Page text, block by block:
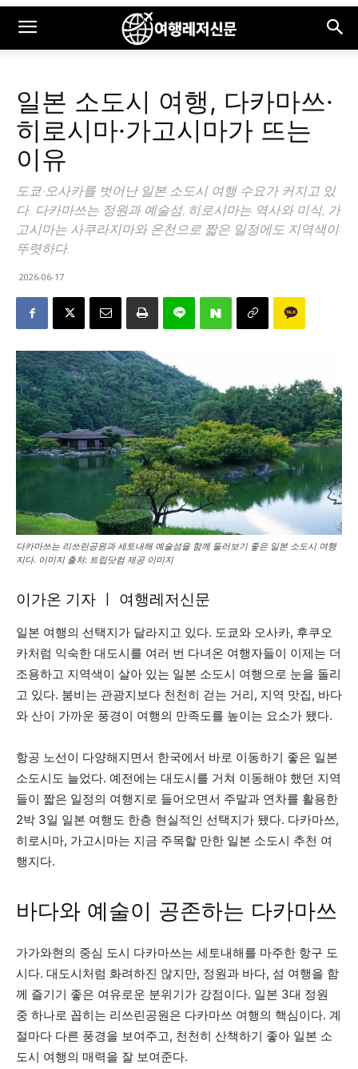
일본 소도시 여행, 다카마쓰·
히로시마·가고시마가 뜨는
이유
도쿄·오사카를 벗어난 일본 소도시 여행 수요가 커지고 있
다. 다카마쓰는 정원과 예술섬, 히로시마는 역사와 미식, 가
고시마는 사쿠라지마와 온천으로 짧은 일정에도 지역색이
뚜렷하다.
2026-06-17
다카마쓰는 리쓰린공원과 세토내해 예술섬을 함께 둘러보기 좋은 일본 소도시 여행
지다. 이미지 출처: 트립닷컴 제공 이미지
이가온 기자 ㅣ 여행레저신문
일본 여행의 선택지가 달라지고 있다. 도쿄와 오사카, 후쿠오
카처럼 익숙한 대도시를 여러 번 다녀온 여행자들이 이제는 더
조용하고 지역색이 살아 있는 일본 소도시 여행으로 눈을 돌리
고 있다. 붐비는 관광지보다 천천히 걷는 거리, 지역 맛집, 바다
와 산이 가까운 풍경이 여행의 만족도를 높이는 요소가 됐다.
항공 노선이 다양해지면서 한국에서 바로 이동하기 좋은 일본
소도시도 늘었다. 예전에는 대도시를 거쳐 이동해야 했던 지역
들이 짧은 일정의 여행지로 들어오면서 주말과 연차를 활용한
2박 3일 일본 여행도 한층 현실적인 선택지가 됐다. 다카마쓰,
히로시마, 가고시마는 지금 주목할 만한 일본 소도시 추천 여
행지다.
바다와 예술이 공존하는 다카마쓰
가가와현의 중심 도시 다카마쓰는 세토내해를 마주한 항구 도
시다. 대도시처럼 화려하진 않지만, 정원과 바다, 섬 여행을 함
께 즐기기 좋은 여유로운 분위기가 강점이다. 일본 3대 정원
중 하나로 꼽히는 리쓰린공원은 다카마쓰 여행의 핵심이다. 계
절마다 다른 풍경을 보여주고, 천천히 산책하기 좋아 일본 소
도시 여행의 매력을 잘 보여준다.